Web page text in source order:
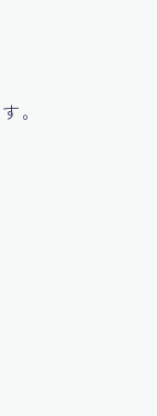
。